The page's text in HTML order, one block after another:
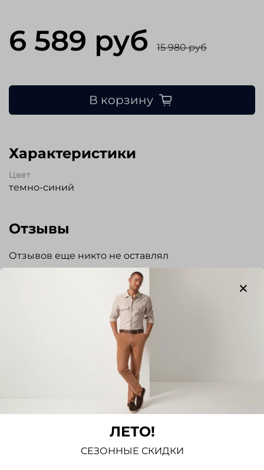
6 589 руб 15 980 руб
В корзину
Характеристики
Цвет
темно-синий
Отзывы
Отзывов еще никто не оставлял
ЛЕТО!
СЕЗОННЫЕ СКИДКИ